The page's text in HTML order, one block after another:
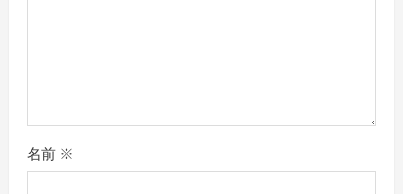
名前 ※